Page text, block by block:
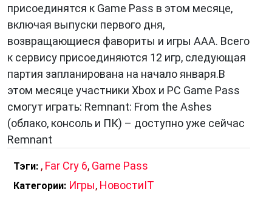
присоединятся к Game Pass в этом месяце,
включая выпуски первого дня,
возвращающиеся фавориты и игры AAA. Всего
к сервису присоединяются 12 игр, следующая
партия запланирована на начало января.В
этом месяце участники Xbox и PC Game Pass
смогут играть: Remnant: From the Ashes
(облако, консоль и ПК) – доступно уже сейчас
Remnant
Тэги: , Far Cry 6, Game Pass
Категории: Игры, НовостиIT